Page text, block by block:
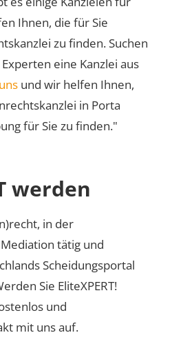
Ihnen, die für Sie
zu finden. Suchen
eine Kanzlei aus
und wir helfen Ihnen,
in Porta
für Sie zu finden."
werden
in der
tätig und
Scheidungsportal
Sie EliteXPERT!
und
mit uns auf.